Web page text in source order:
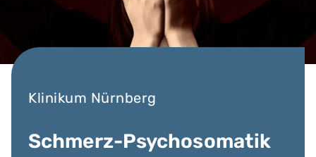
Klinikum Nürnberg
Schmerz-Psychosomatik